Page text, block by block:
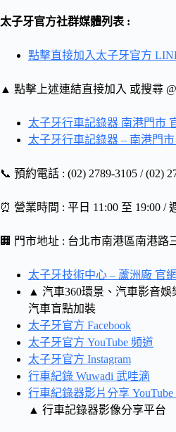
太子牙官方社群媒體列表 :
點擊直接加入太子牙官方
▲ 點擊上述連結直接加入 或搜尋
太子牙行車記錄器 南港門市
太子牙行車記錄器 – 南港門市
📞 預約電話 : (02) 2789-3105 / (02)
⏰ 營業時間 : 平日 11:00 至 19:00 /
🏢 門市地址 : 台北市南港區南港路
太子牙技術中心 – 蘆洲廠 官網
▲ 汽車360環景、汽車影音娛
汽車盲點加裝
太子牙官方 Facebook
太子牙官方 YouTube 頻道
太子牙官方 Instagram
行車紀錄 Wuwadi 武哇滴
行車紀錄器影片分享 YouTube
▲ 行車記錄器影像分享平台